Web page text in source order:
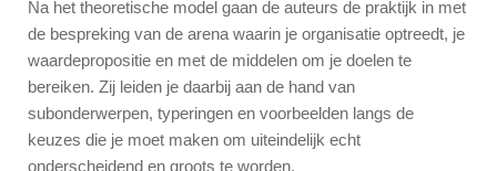
Na het theoretische model gaan de auteurs de praktijk in met
de bespreking van de arena waarin je organisatie optreedt, je
waardepropositie en met de middelen om je doelen te
bereiken. Zij leiden je daarbij aan de hand van
subonderwerpen, typeringen en voorbeelden langs de
keuzes die je moet maken om uiteindelijk echt
onderscheidend en groots te worden.